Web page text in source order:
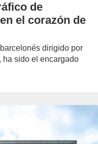
de
el corazón de
dirigido por
ha sido el encargado